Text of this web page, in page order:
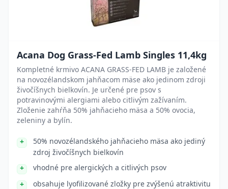
Acana Dog Grass-Fed Lamb Singles 11,4kg
Kompletné krmivo ACANA GRASS-FED LAMB je založené
na novozélandskom jahňacom mäse ako jedinom zdroji
živočíšnych bielkovín. Je určené pre psov s
potravinovými alergiami alebo citlivým zažívaním.
Zloženie zahŕňa 50% jahňacieho mäsa a 50% ovocia,
zeleniny a bylín.
50% novozélandského jahňacieho mäsa ako jediný
zdroj živočíšnych bielkovín
vhodné pre alergických a citlivých psov
obsahuje lyofilizované zložky pre zvýšenú atraktivitu